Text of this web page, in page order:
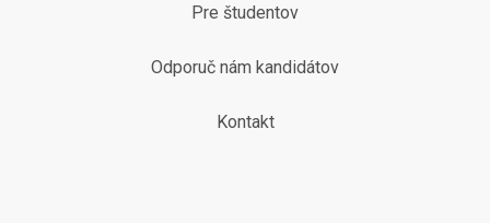
Pre študentov
Odporuč nám kandidátov
Kontakt